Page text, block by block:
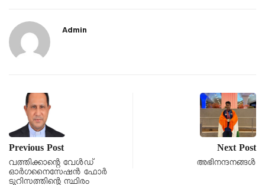
Admin
Previous Post
വത്തിക്കാന്റെ വേൾഡ്
ഓർഗനൈസേഷൻ ഫോർ
ടൂറിസത്തിന്റെ സ്ഥിരം
Next Post
അഭിനന്ദനങ്ങൾ